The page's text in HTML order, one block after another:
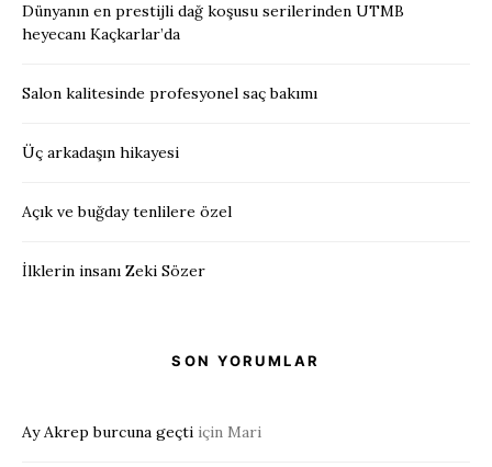
Dünyanın en prestijli dağ koşusu serilerinden UTMB
heyecanı Kaçkarlar’da
Salon kalitesinde profesyonel saç bakımı
Üç arkadaşın hikayesi
Açık ve buğday tenlilere özel
İlklerin insanı Zeki Sözer
SON YORUMLAR
Ay Akrep burcuna geçti için Mari